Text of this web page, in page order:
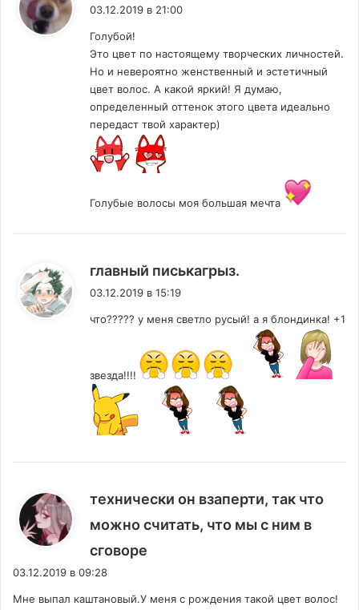
03.12.2019 в 21:00
Голубой!
Это цвет по настоящему творческих личностей.
Но и невероятно женственный и эстетичный
цвет волос. А какой яркий! Я думаю,
определенный оттенок этого цвета идеально
передаст твой характер)
Голубые волосы моя большая мечта
главный писькагрыз.
03.12.2019 в 15:19
что????? у меня светло русый! а я блондинка! +1
звезда!!!!
технически он взаперти, так что
можно считать, что мы с ним в
сговоре
03.12.2019 в 09:28
Мне выпал каштановый.У меня с рождения такой цвет волос!